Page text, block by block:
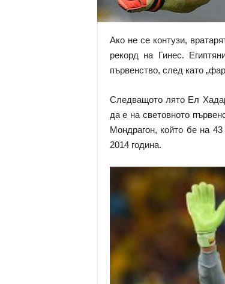
Ако не се контузи,
рекорд на Гинес.
първенство, след като
Следващото лято Ел
да е на световното
Мондрагон, който бе на
2014 година.